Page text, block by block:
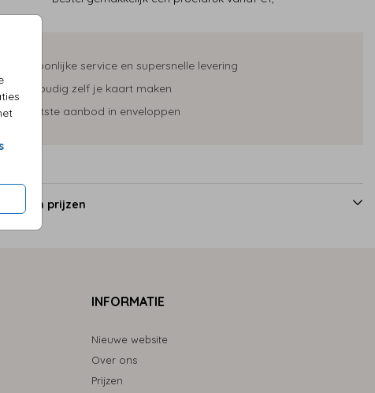
Persoonlijke service en supersnelle levering
Eenvoudig zelf je kaart maken
Grootste aanbod in enveloppen
en prijzen
INFORMATIE
Nieuwe website
Over ons
Prijzen